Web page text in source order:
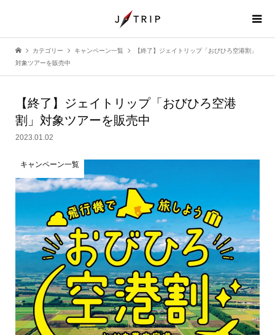
カテゴリー キャンペーン一覧
【終了】ジェイトリップ「おびひろ空港割」
対象ツアーを販売中
【終了】ジェイトリップ「おびひろ空港
割」対象ツアーを販売中
2023.01.02
キャンペーン一覧